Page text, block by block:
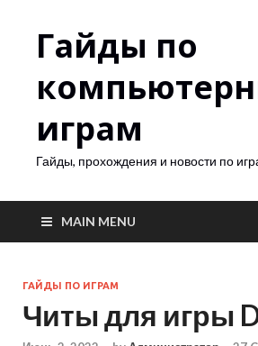
Гайды по
играм
Гайды, прохождения и новости по
MAIN MENU
ГАЙДЫ ПО ИГРАМ
Читы для игры